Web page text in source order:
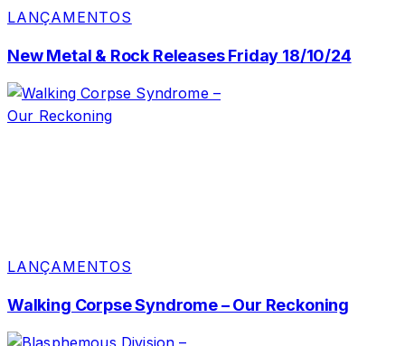
LANÇAMENTOS
New Metal & Rock Releases Friday 18/10/24
LANÇAMENTOS
Walking Corpse Syndrome – Our Reckoning